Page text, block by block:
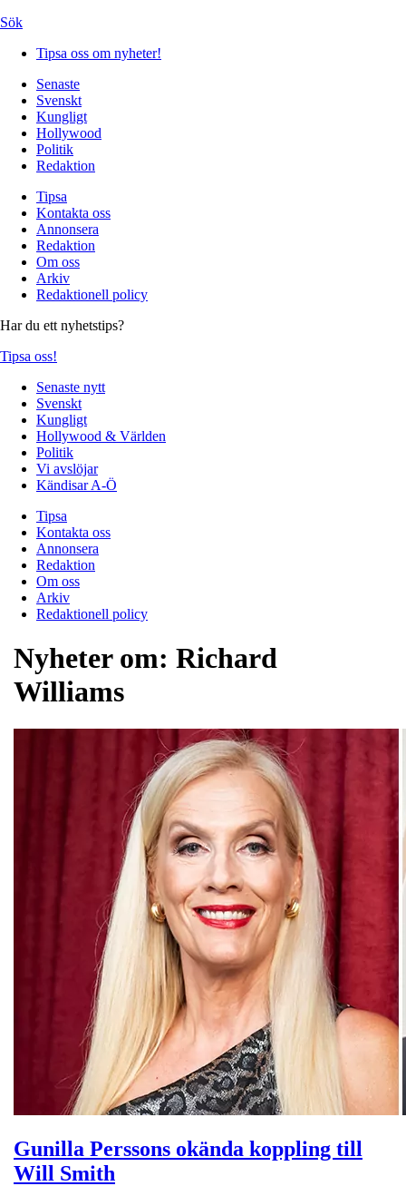
Sök
Tipsa oss om nyheter!
Senaste
Svenskt
Kungligt
Hollywood
Politik
Redaktion
Tipsa
Kontakta oss
Annonsera
Redaktion
Om oss
Arkiv
Redaktionell policy
Har du ett nyhetstips?
Tipsa oss!
Senaste nytt
Svenskt
Kungligt
Hollywood & Världen
Politik
Vi avslöjar
Kändisar A-Ö
Tipsa
Kontakta oss
Annonsera
Redaktion
Om oss
Arkiv
Redaktionell policy
Nyheter om: Richard
Williams
Gunilla Perssons okända koppling till
Will Smith